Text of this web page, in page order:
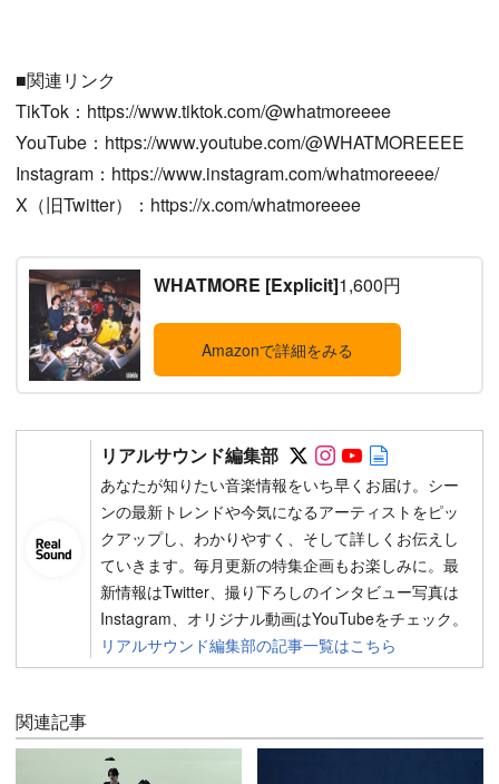
■関連リンク
TikTok：https://www.tiktok.com/@whatmoreeee
YouTube：https://www.youtube.com/@WHATMOREEEE
Instagram：https://www.instagram.com/whatmoreeee/
X（旧Twitter）：https://x.com/whatmoreeee
WHATMORE [Explicit]1,600円
Amazonで詳細をみる
リアルサウンド編集部 Follow on SNS
Follow on SNS
Follow on
あなたが知りたい音楽情報をいち早くお届け。シー
ンの最新トレンドや今気になるアーティストをピッ
クアップし、わかりやすく、そして詳しくお伝えし
ていきます。毎月更新の特集企画もお楽しみに。最
新情報はTwitter、撮り下ろしのインタビュー写真は
Instagram、オリジナル動画はYouTubeをチェック。
リアルサウンド編集部の記事一覧はこちら
関連記事